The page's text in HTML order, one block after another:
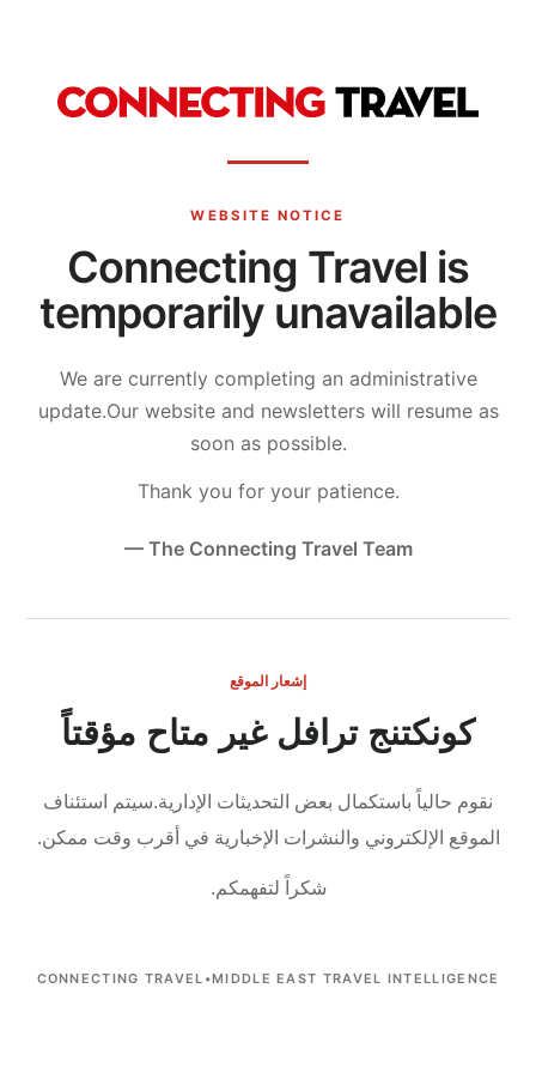
WEBSITE NOTICE
Connecting Travel is
temporarily unavailable
We are currently completing an administrative
update.Our website and newsletters will resume as
soon as possible.
Thank you for your patience.
— The Connecting Travel Team
إشعار الموقع
كونكتنج ترافل غير متاح مؤقتاً
نقوم حالياً باستكمال بعض التحديثات الإدارية.سيتم استئناف
الموقع الإلكتروني والنشرات الإخبارية في أقرب وقت ممكن.
شكراً لتفهمكم.
CONNECTING TRAVEL •MIDDLE EAST TRAVEL INTELLIGENCE